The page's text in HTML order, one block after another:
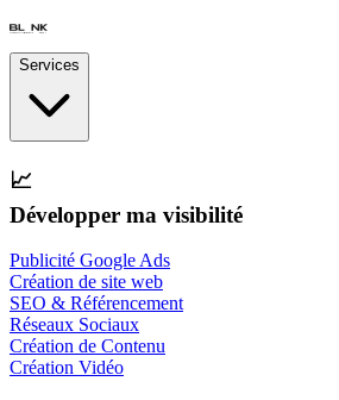
Services
📈
Développer ma visibilité
Publicité Google Ads
Création de site web
SEO & Référencement
Réseaux Sociaux
Création de Contenu
Création Vidéo